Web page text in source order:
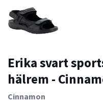
Erika svart
hälrem -
Cinnamon